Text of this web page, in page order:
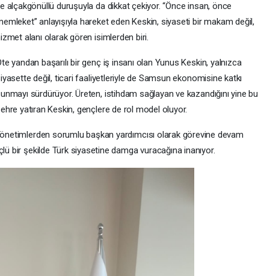
alçakgönüllü duruşuyla da dikkat çekiyor. “Önce insan, önce
anlayışıyla hareket eden Keskin, siyaseti bir makam değil,
alanı olarak gören isimlerden biri.
yandan başarılı bir genç iş insanı olan Yunus Keskin, yalnızca
değil, ticari faaliyetleriyle de Samsun ekonomisine katkı
sürdürüyor. Üreten, istihdam sağlayan ve kazandığını yine bu
yatıran Keskin, gençlere de rol model oluyor.
sorumlu başkan yardımcısı olarak görevine devam
bir şekilde Türk siyasetine damga vuracağına inanıyor.